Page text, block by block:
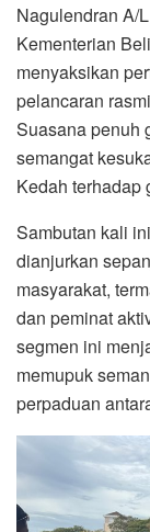
Nagulendran A/
Kementerian
menyaksikan
pelancaran
Suasana penuh
semangat
Kedah terhadap
Sambutan kali
dianjurkan
masyarakat,
dan peminat
segmen ini
memupuk
perpaduan